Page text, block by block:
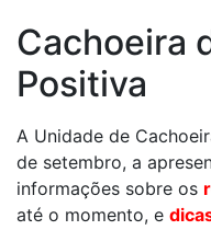
Cachoeira
Positiva
A Unidade de
de setembro, a
informações sobre os
até o momento, e